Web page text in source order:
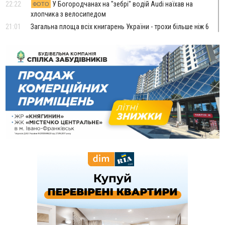
22:22 ФОТО
У Богородчанах на "зебрі" водій Audi наїхав на
хлопчика з велосипедом
21:01
Загальна площа всіх книгарень України - трохи більше ніж 6
20:47
На "зебрі" у Франківську два мотоциклісти збили жінку
18:55
Прикарпаття серед лідерів за будівництвом новобудов і
рекордсмен за зростанням цін на житло
16:48
ВІДЕО Де безпечно купатися на Прикарпатті?
16:20
У Франківську дружина загиблого воїна створила
організацію «КОД 7'Я», аби підтримувати військових та їхні
сім'ї
15:57
У Коломиї на одній з вулиць встановлять комплекс
Війна забрала життя трьох воїнів з Прикарпаття
На Закарпатті викрили масштабну схему незаконного
виключення військовозобов’язаних з обліку
«Багато питань буде знято». На громадських слуханнях в
Яремче обговорили, як вирішити питання джипінгу в
Карпатах
5 «тихих» хвороб, які виявляє профілактичне обстеження